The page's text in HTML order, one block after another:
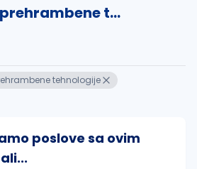
t...
tehnologije
poslove sa ovim